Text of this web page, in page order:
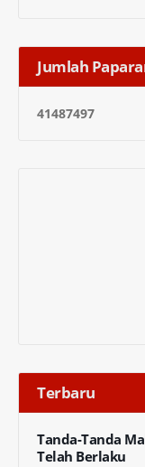
Jumlah
41487497
Terbaru
Tanda-Tanda
Telah Berlaku